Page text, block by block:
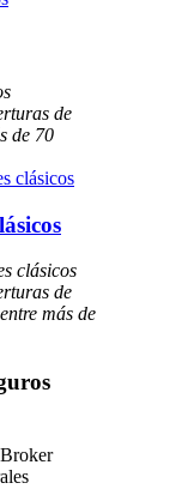
de
de 70
clásicos
de
más de